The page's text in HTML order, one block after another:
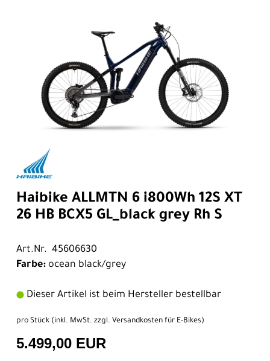
Haibike ALLMTN 6 i800Wh 12S XT
26 HB BCX5 GL_black grey Rh S
Art.Nr. 45606630
Farbe: ocean black/grey
Dieser Artikel ist beim Hersteller bestellbar
pro Stück (inkl. MwSt. zzgl. Versandkosten für E-Bikes)
5.499,00 EUR